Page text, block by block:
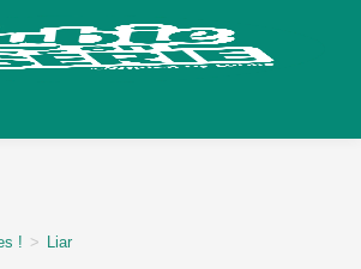
! > Liar